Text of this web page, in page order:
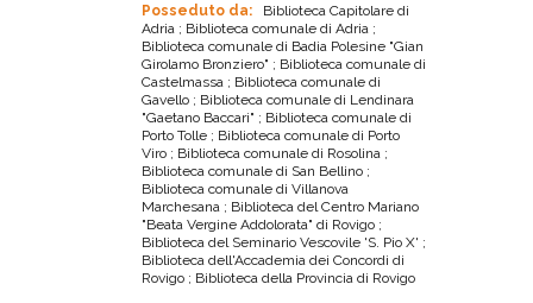
Posseduto da:
Biblioteca Capitolare di
Adria ; Biblioteca comunale di Adria ;
Biblioteca comunale di Badia Polesine "Gian
Girolamo Bronziero" ; Biblioteca comunale di
Castelmassa ; Biblioteca comunale di
Gavello ; Biblioteca comunale di Lendinara
"Gaetano Baccari" ; Biblioteca comunale di
Porto Tolle ; Biblioteca comunale di Porto
Viro ; Biblioteca comunale di Rosolina ;
Biblioteca comunale di San Bellino ;
Biblioteca comunale di Villanova
Marchesana ; Biblioteca del Centro Mariano
"Beata Vergine Addolorata" di Rovigo ;
Biblioteca del Seminario Vescovile 'S. Pio X' ;
Biblioteca dell'Accademia dei Concordi di
Rovigo ; Biblioteca della Provincia di Rovigo